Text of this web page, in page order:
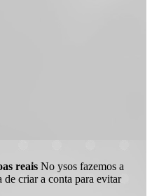
reais No ysos fazemos a
criar a conta para evitar